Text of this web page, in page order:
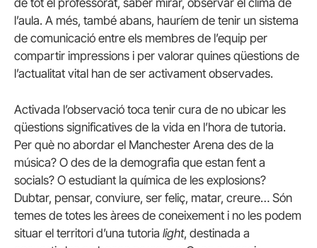
de tot el professorat, saber mirar, observar el clima de
l’aula. A més, també abans, hauríem de tenir un sistema
de comunicació entre els membres de l’equip per
compartir impressions i per valorar quines qüestions de
l’actualitat vital han de ser activament observades.
Activada l’observació toca tenir cura de no ubicar les
qüestions significatives de la vida en l’hora de tutoria.
Per què no abordar el Manchester Arena des de la
música? O des de la demografia que estan fent a
socials? O estudiant la química de les explosions?
Dubtar, pensar, conviure, ser feliç, matar, creure… Són
temes de totes les àrees de coneixement i no les podem
situar el territori d’una tutoria light, destinada a